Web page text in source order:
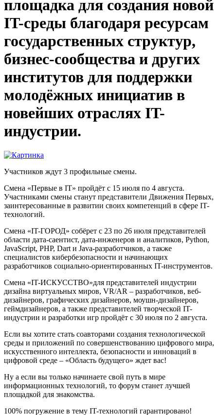
площадка для создания новой
IT-среды благодаря ресурсам
государственных структур,
бизнес-сообщества и других
институтов для поддержки
молодёжных инициатив в
новейших отраслях IT-
индустрии.
Участников ждут 3 профильные смены.
Смена «Первые в IT» пройдёт с 15 июля по 4 августа.
Участниками смены станут представители Движения Первых,
заинтересованные в развитии своих компетенций в сфере IT-
технологий.
Смена «IT-ГОРОД» собёрет с 23 по 26 июля представителей
области дата-саентист, дата-инженеров и аналитиков, Python,
JavaScript, PHP, Dart и Java-разработчиков, а также
специалистов кибербезопасности и начинающих
разработчиков социально-ориентированных IT-инструментов.
Смена «IT-ИСКУССТВО»для представителей индустрии
дизайна виртуальных миров, VR/AR – разработчиков, веб-
дизайнеров, графических дизайнеров, моушн-дизайнеров,
геймдизайнеров, а также представителей творческой IT-
индустрии и разработки игр пройдёт с 30 июля по 2 августа.
Если вы хотите стать соавторами создания технологической
среды и приложений по совершенствованию цифрового мира,
искусственного интеллекта, безопасности и инноваций в
цифровой среде – «Область будущего» ждет вас!
Ну а если вы только начинаете свой путь в мире
информационных технологий, то форум станет лучшей
площадкой для знакомства.
100% погружение в тему IT-технологий гарантировано!